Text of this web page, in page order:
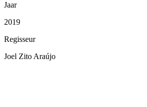
Jaar
2019
Regisseur
Joel Zito Araújo